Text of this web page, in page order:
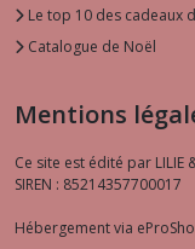
Le top 10 des cadeaux
Catalogue de Noël
Mentions
Ce site est édité par LILIE
SIREN : 85214357700017
Hébergement via